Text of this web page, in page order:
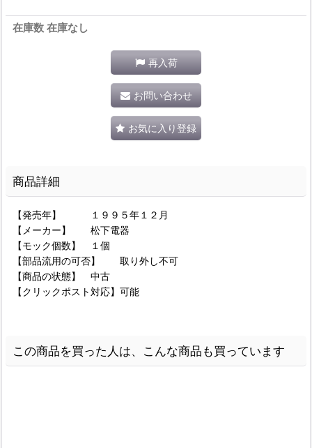
在庫数 在庫なし
再入荷
お問い合わせ
お気に入り登録
商品詳細
【発売年】 １９９５年１２月
【メーカー】 松下電器
【モック個数】 １個
【部品流用の可否】 取り外し不可
【商品の状態】 中古
【クリックポスト対応】可能
この商品を買った人は、こんな商品も買っています